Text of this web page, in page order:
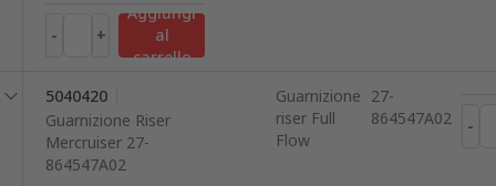
- +
Aggiungi
al
carrello
5040420
Guarnizione Riser
Mercruiser 27-
864547A02
Guarnizione
riser Full
Flow
27-
864547A02
-